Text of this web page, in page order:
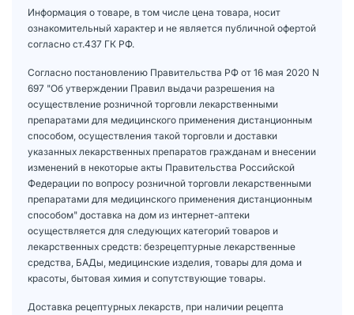
Информация о товаре, в том числе цена товара, носит
ознакомительный характер и не является публичной офертой
согласно ст.437 ГК РФ.
Согласно постановлению Правительства РФ от 16 мая 2020 N
697 "Об утверждении Правил выдачи разрешения на
осуществление розничной торговли лекарственными
препаратами для медицинского применения дистанционным
способом, осуществления такой торговли и доставки
указанных лекарственных препаратов гражданам и внесении
изменений в некоторые акты Правительства Российской
Федерации по вопросу розничной торговли лекарственными
препаратами для медицинского применения дистанционным
способом" доставка на дом из интернет-аптеки
осуществляется для следующих категорий товаров и
лекарственных средств: безрецептурные лекарственные
средства, БАДы, медицинские изделия, товары для дома и
красоты, бытовая химия и сопутствующие товары.
Доставка рецептурных лекарств, при наличии рецепта